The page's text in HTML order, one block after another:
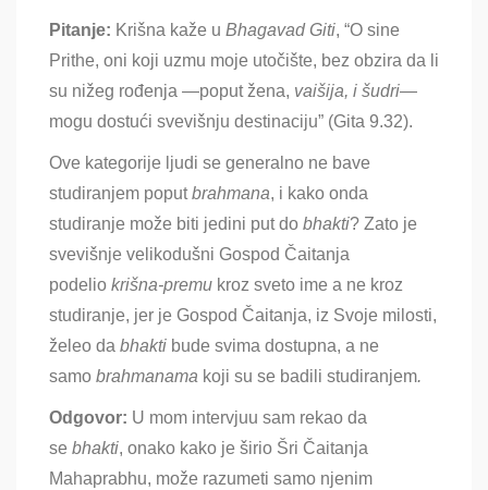
Pitanje: Krišna kaže u Bhagavad Giti, “O sine
Prithe, oni koji uzmu moje utočište, bez obzira da li
su nižeg rođenja —poput žena, vaišija, i šudri—
mogu dostući svevišnju destinaciju” (Gita 9.32).
Ove kategorije ljudi se generalno ne bave
studiranjem poput brahmana, i kako onda
studiranje može biti jedini put do bhakti? Zato je
svevišnje velikodušni Gospod Čaitanja
podelio krišna-premu kroz sveto ime a ne kroz
studiranje, jer je Gospod Čaitanja, iz Svoje milosti,
želeo da bhakti bude svima dostupna, a ne
samo brahmanama koji su se badili studiranjem.
Odgovor: U mom intervjuu sam rekao da
se bhakti, onako kako je širio Šri Čaitanja
Mahaprabhu, može razumeti samo njenim